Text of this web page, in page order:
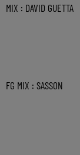
MIX : DAVID GUETTA
FG MIX : SASSON